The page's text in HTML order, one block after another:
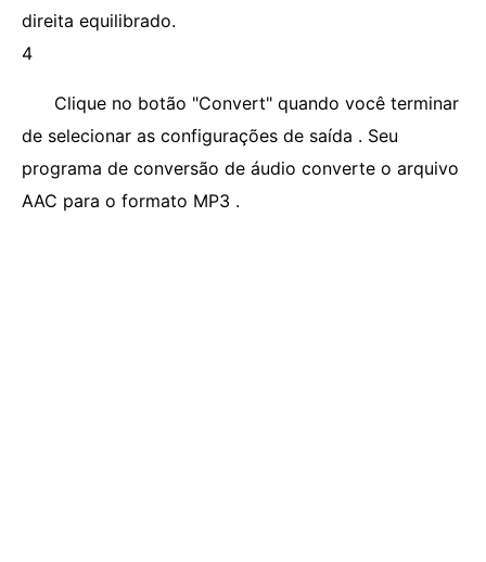
direita equilibrado.
4
Clique no botão "Convert" quando você terminar
de selecionar as configurações de saída . Seu
programa de conversão de áudio converte o arquivo
AAC para o formato MP3 .